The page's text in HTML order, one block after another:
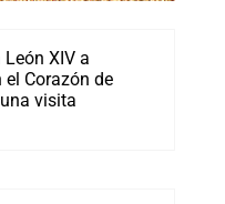
XIV a
el Corazón de
visita